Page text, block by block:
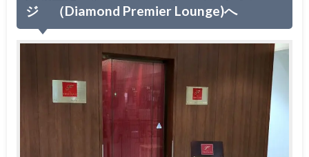
ジ （Diamond Premier Lounge)へ